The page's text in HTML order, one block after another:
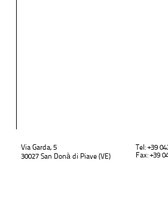
Via Garda, 5
30027 San Donà di Piave (VE)
Tel: +39
Fax: +39